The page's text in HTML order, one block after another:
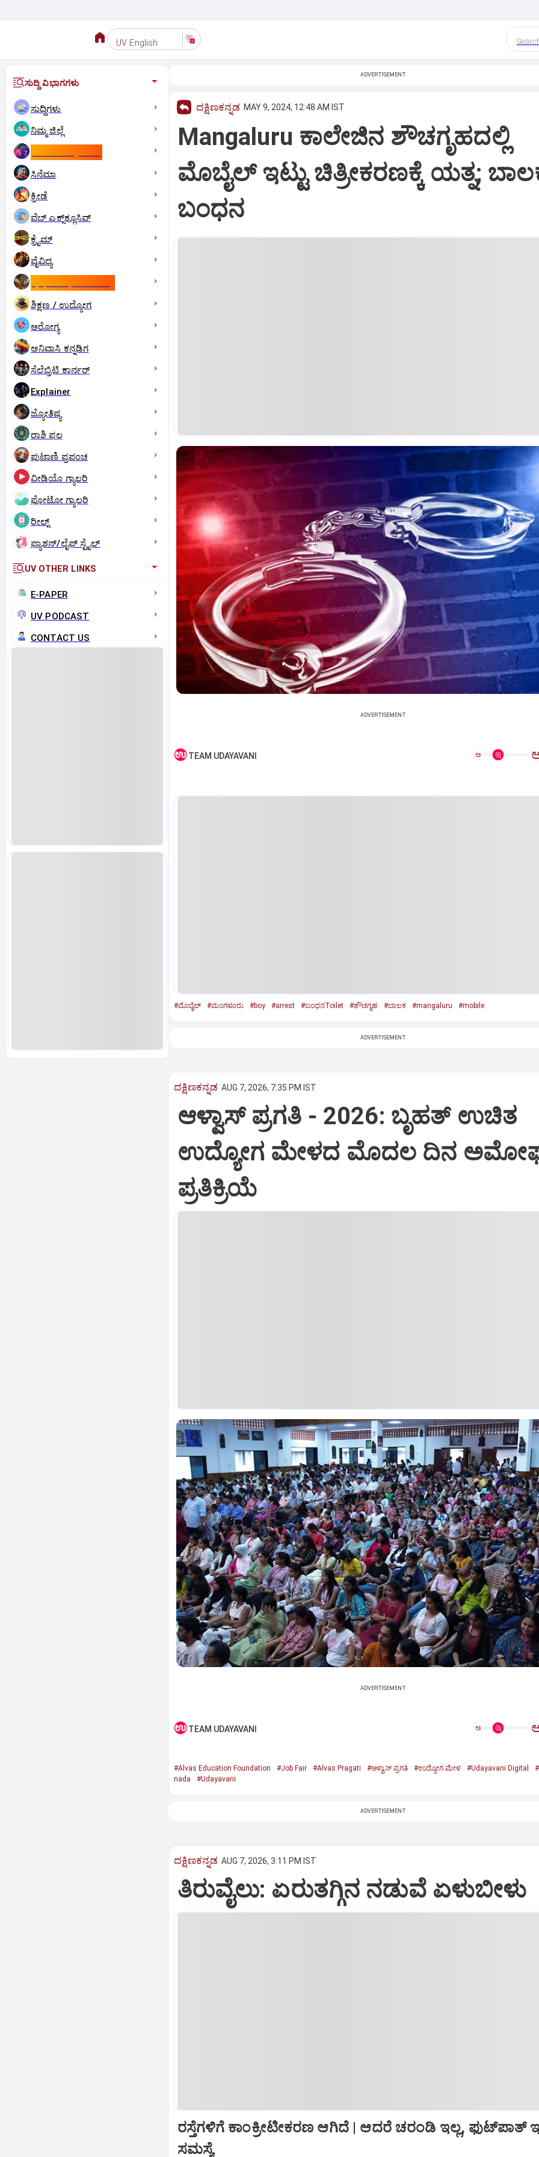
UV English
ಸುದ್ದಿ ವಿಭಾಗಗಳು
ಸುದ್ದಿಗಳು
ನಿಮ್ಮ ಜಿಲ್ಲೆ
ಸಿನೆಮಾ
ಕ್ರೀಡೆ
ವೆಬ್ ಎಕ್ಸ್‌ಕ್ಲೂಸಿವ್
ಕ್ರೈಮ್
ವೈವಿಧ್ಯ
ಶಿಕ್ಷಣ / ಉದ್ಯೋಗ
ಆರೋಗ್ಯ
ಅನಿವಾಸಿ ಕನ್ನಡಿಗ
ಸೆಲೆಬ್ರಿಟಿ ಕಾರ್ನರ್‌
Explainer
ಜ್ಯೋತಿಷ್ಯ
ರಾಶಿ ಫಲ
ಪುಟಾಣಿ ಪ್ರಪಂಚ
ವೀಡಿಯೊ ಗ್ಯಾಲರಿ
ಫೋಟೋ ಗ್ಯಾಲರಿ
ರೀಲ್ಸ್
ಫ್ಯಾಶನ್/ಲೈಫ್‌ ಸ್ಟೈಲ್
UV OTHER LINKS
E-PAPER
UV PODCAST
CONTACT US
ADVERTISEMENT
ದಕ್ಷಿಣಕನ್ನಡ MAY 9, 2024, 12:48 AM IST
Mangaluru ಕಾಲೇಜಿನ ಶೌಚಗೃಹದಲ್ಲಿ
ಮೊಬೈಲ್‌ ಇಟ್ಟು ಚಿತ್ರೀಕರಣಕ್ಕೆ ಯತ್ನ;
ಬಂಧನ
ADVERTISEMENT
TEAM UDAYAVANI ಅ
#ಮೊಬೈಲ್‌ #ಮಂಗಳೂರು #boy #arrest #ಬಂಧನToilet #ಶೌಚಗೃಹ #ಬಾಲಕ #mangaluru #mobile
ADVERTISEMENT
ದಕ್ಷಿಣಕನ್ನಡ AUG 7, 2026, 7:35 PM IST
ಆಳ್ವಾಸ್‌ ಪ್ರಗತಿ - 2026: ಬೃಹತ್ ಉಚಿತ
ಉದ್ಯೋಗ ಮೇಳದ ಮೊದಲ ದಿನ
ಪ್ರತಿಕ್ರಿಯೆ
ADVERTISEMENT
TEAM UDAYAVANI ಅ
#Alvas Education Foundation #Job Fair #Alvas Pragati #ಆಳ್ವಾಸ್‌ ಪ್ರಗತಿ #ಉದ್ಯೋಗ ಮೇಳ #Udayavani Digital
nada
#Udayavani
ADVERTISEMENT
ದಕ್ಷಿಣಕನ್ನಡ AUG 7, 2026, 3:11 PM IST
ತಿರುವೈಲು: ಏರುತಗ್ಗಿನ ನಡುವೆ ಏಳುಬೀಳು
ರಸ್ತೆಗಳಿಗೆ ಕಾಂಕ್ರೀಟೀಕರಣ ಆಗಿದೆ | ಆದರೆ ಚರಂಡಿ ಇಲ್ಲ, ಫುಟ್‌ಪಾತ್‌
ಸಮಸ್ಯೆ